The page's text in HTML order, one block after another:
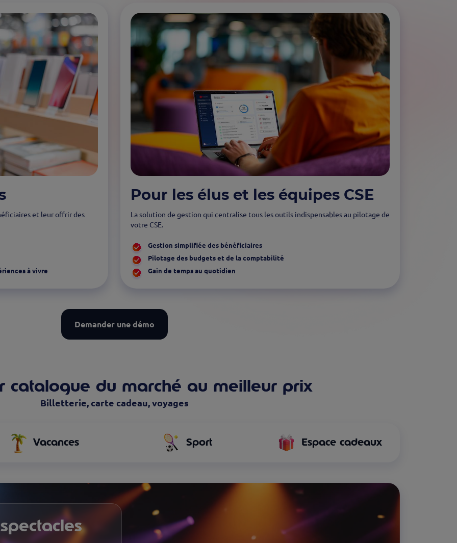
et leur offrir des
à vivre
Pour les élus et les équipes CSE
La solution de gestion qui centralise tous les outils indispensables au pilotage de
votre CSE.
Gestion simplifiée des bénéficiaires
Pilotage des budgets et de la comptabilité
Gain de temps au quotidien
Demander une démo
catalogue du marché au meilleur prix
Billetterie, carte cadeau, voyages
Vacances Sport Espace cadeaux